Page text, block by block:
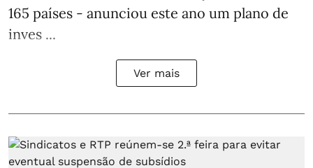
165 países - anunciou este ano um plano de
inves ...
Ver mais